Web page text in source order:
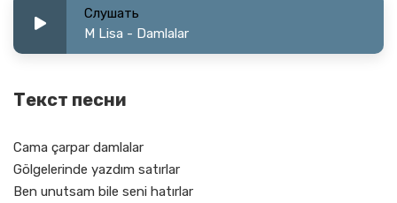
Слушать
M Lisa - Damlalar
Текст песни
Cama çarpar damlalar
Gölgelerinde yazdım satırlar
Ben unutsam bile seni hatırlar